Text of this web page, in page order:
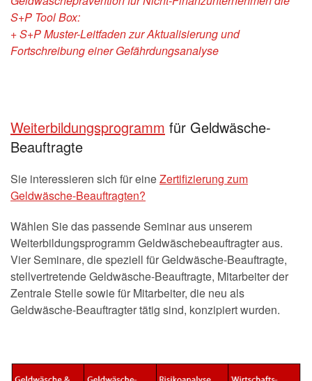
S+P Tool Box:
+ S+P Muster-Leitfaden zur Aktualisierung und
Fortschreibung einer Gefährdungsanalyse
Weiterbildungsprogramm für Geldwäsche-
Beauftragte
Sie interessieren sich für eineZertifizierung zum
Geldwäsche-Beauftragten?
Wählen Sie das passende Seminar aus unserem
Weiterbildungsprogramm Geldwäschebeauftragter aus.
Vier Seminare, die speziell für Geldwäsche-Beauftragte,
stellvertretende Geldwäsche-Beauftragte, Mitarbeiter der
Zentrale Stelle sowie für Mitarbeiter, die neu als
Geldwäsche-Beauftragter tätig sind, konzipiert wurden.